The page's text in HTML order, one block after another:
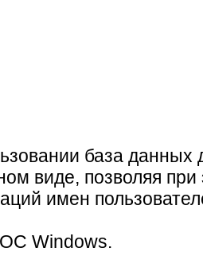
база данных
виде, позволяя
имен
Windows.